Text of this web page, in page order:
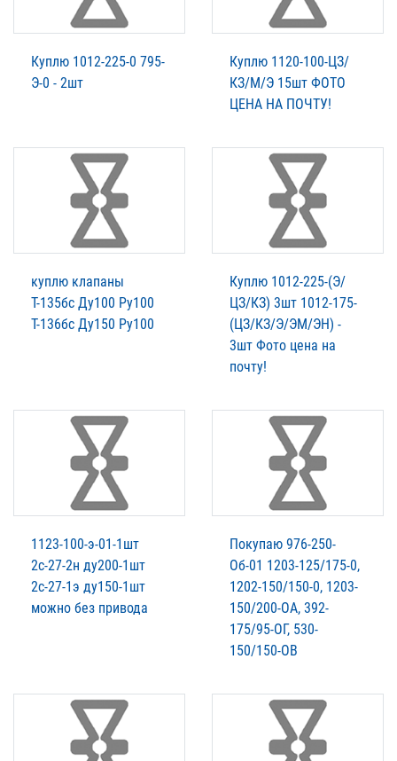
Куплю 1012-225-0 795-
Э-0 - 2шт
Куплю 1120-100-ЦЗ/
КЗ/М/Э 15шт ФОТО
ЦЕНА НА ПОЧТУ!
куплю клапаны
Т-135бс Ду100 Ру100
Т-136бс Ду150 Ру100
Куплю 1012-225-(Э/
ЦЗ/КЗ) 3шт 1012-175-
(ЦЗ/КЗ/Э/ЭМ/ЭН) -
3шт Фото цена на
почту!
1123-100-э-01-1шт
2с-27-2н ду200-1шт
2с-27-1э ду150-1шт
можно без привода
Покупаю 976-250-
Об-01 1203-125/175-0,
1202-150/150-0, 1203-
150/200-ОА, 392-
175/95-ОГ, 530-
150/150-ОВ